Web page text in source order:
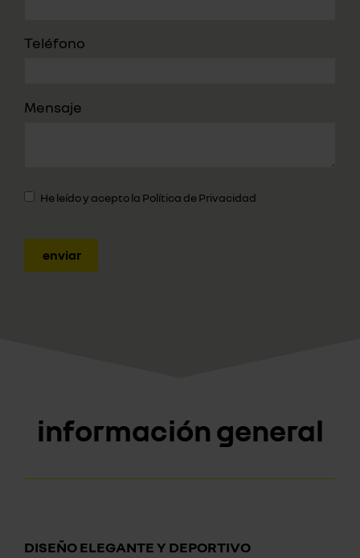
Teléfono
Mensaje
He leído y acepto la Política de Privacidad
enviar
información general
DISEÑO ELEGANTE Y DEPORTIVO